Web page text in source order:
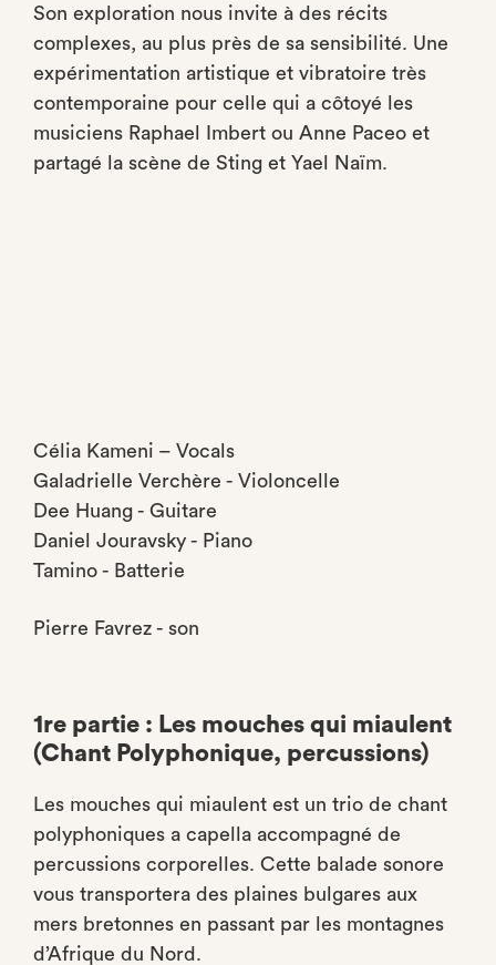
Son exploration nous invite à des récits
complexes, au plus près de sa sensibilité. Une
expérimentation artistique et vibratoire très
contemporaine pour celle qui a côtoyé les
musiciens Raphael Imbert ou Anne Paceo et
partagé la scène de Sting et Yael Naïm.
Célia Kameni – Vocals
Galadrielle Verchère - Violoncelle
Dee Huang - Guitare
Daniel Jouravsky - Piano
Tamino - Batterie
Pierre Favrez - son
1re partie : Les mouches qui miaulent
(Chant Polyphonique, percussions)
Les mouches qui miaulent est un trio de chant
polyphoniques a capella accompagné de
percussions corporelles. Cette balade sonore
vous transportera des plaines bulgares aux
mers bretonnes en passant par les montagnes
d’Afrique du Nord.